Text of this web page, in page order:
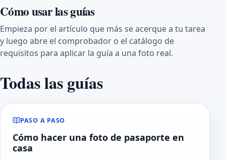
Cómo usar las guías
Empieza por el artículo que más se acerque a tu tarea
y luego abre el comprobador o el catálogo de
requisitos para aplicar la guía a una foto real.
Todas las guías
PASO A PASO
Cómo hacer una foto de pasaporte en
casa